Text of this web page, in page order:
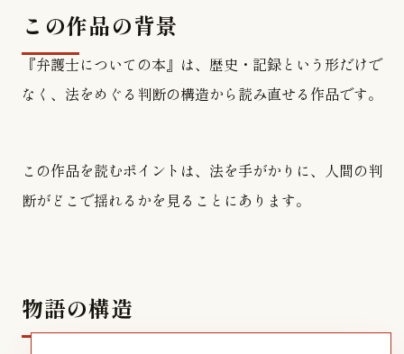
この作品の背景
『弁護士についての本』は、歴史・記録という形だけで
なく、法をめぐる判断の構造から読み直せる作品です。
この作品を読むポイントは、法を手がかりに、人間の判
断がどこで揺れるかを見ることにあります。
物語の構造